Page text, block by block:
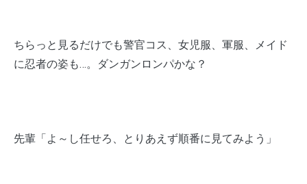
ちらっと見るだけでも警官コス、女児服、軍服、メイド
に忍者の姿も…。ダンガンロンパかな？
先輩「よ～し任せろ、とりあえず順番に見てみよう」